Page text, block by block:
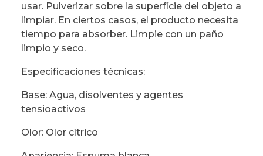
usar. Pulverizar sobre la superfície del objeto a
limpiar. En ciertos casos, el producto necesita
tiempo para absorber. Limpie con un paño
limpio y seco.
Especificaciones técnicas:
Base: Agua, disolventes y agentes
tensioactivos
Olor: Olor cítrico